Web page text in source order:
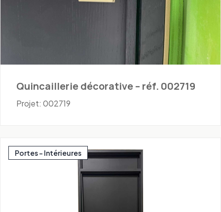
Quincaillerie décorative – réf. 002719
Projet: 002719
Portes - Intérieures